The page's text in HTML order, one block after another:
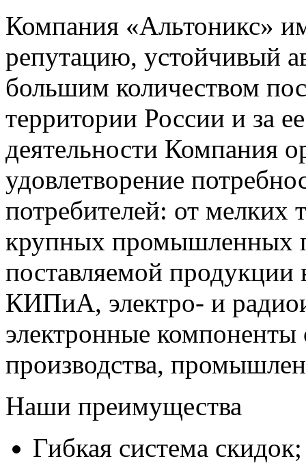
Компания «Альтоникс»
репутацию, устойчивый
большим количеством
территории России и за
деятельности Компания
удовлетворение
потребителей: от мелких
крупных промышленных
поставляемой продукции
КИПиА, электро- и
электронные компоненты
производства,
Наши преимущества
Гибкая система скидок;